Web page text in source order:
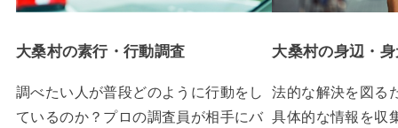
大桑村の素行・行動調査
調べたい人が普段どのように行動をし
ているのか？プロの調査員が相手にバ
大桑村の身辺・
法的な解決を図る
具体的な情報を収